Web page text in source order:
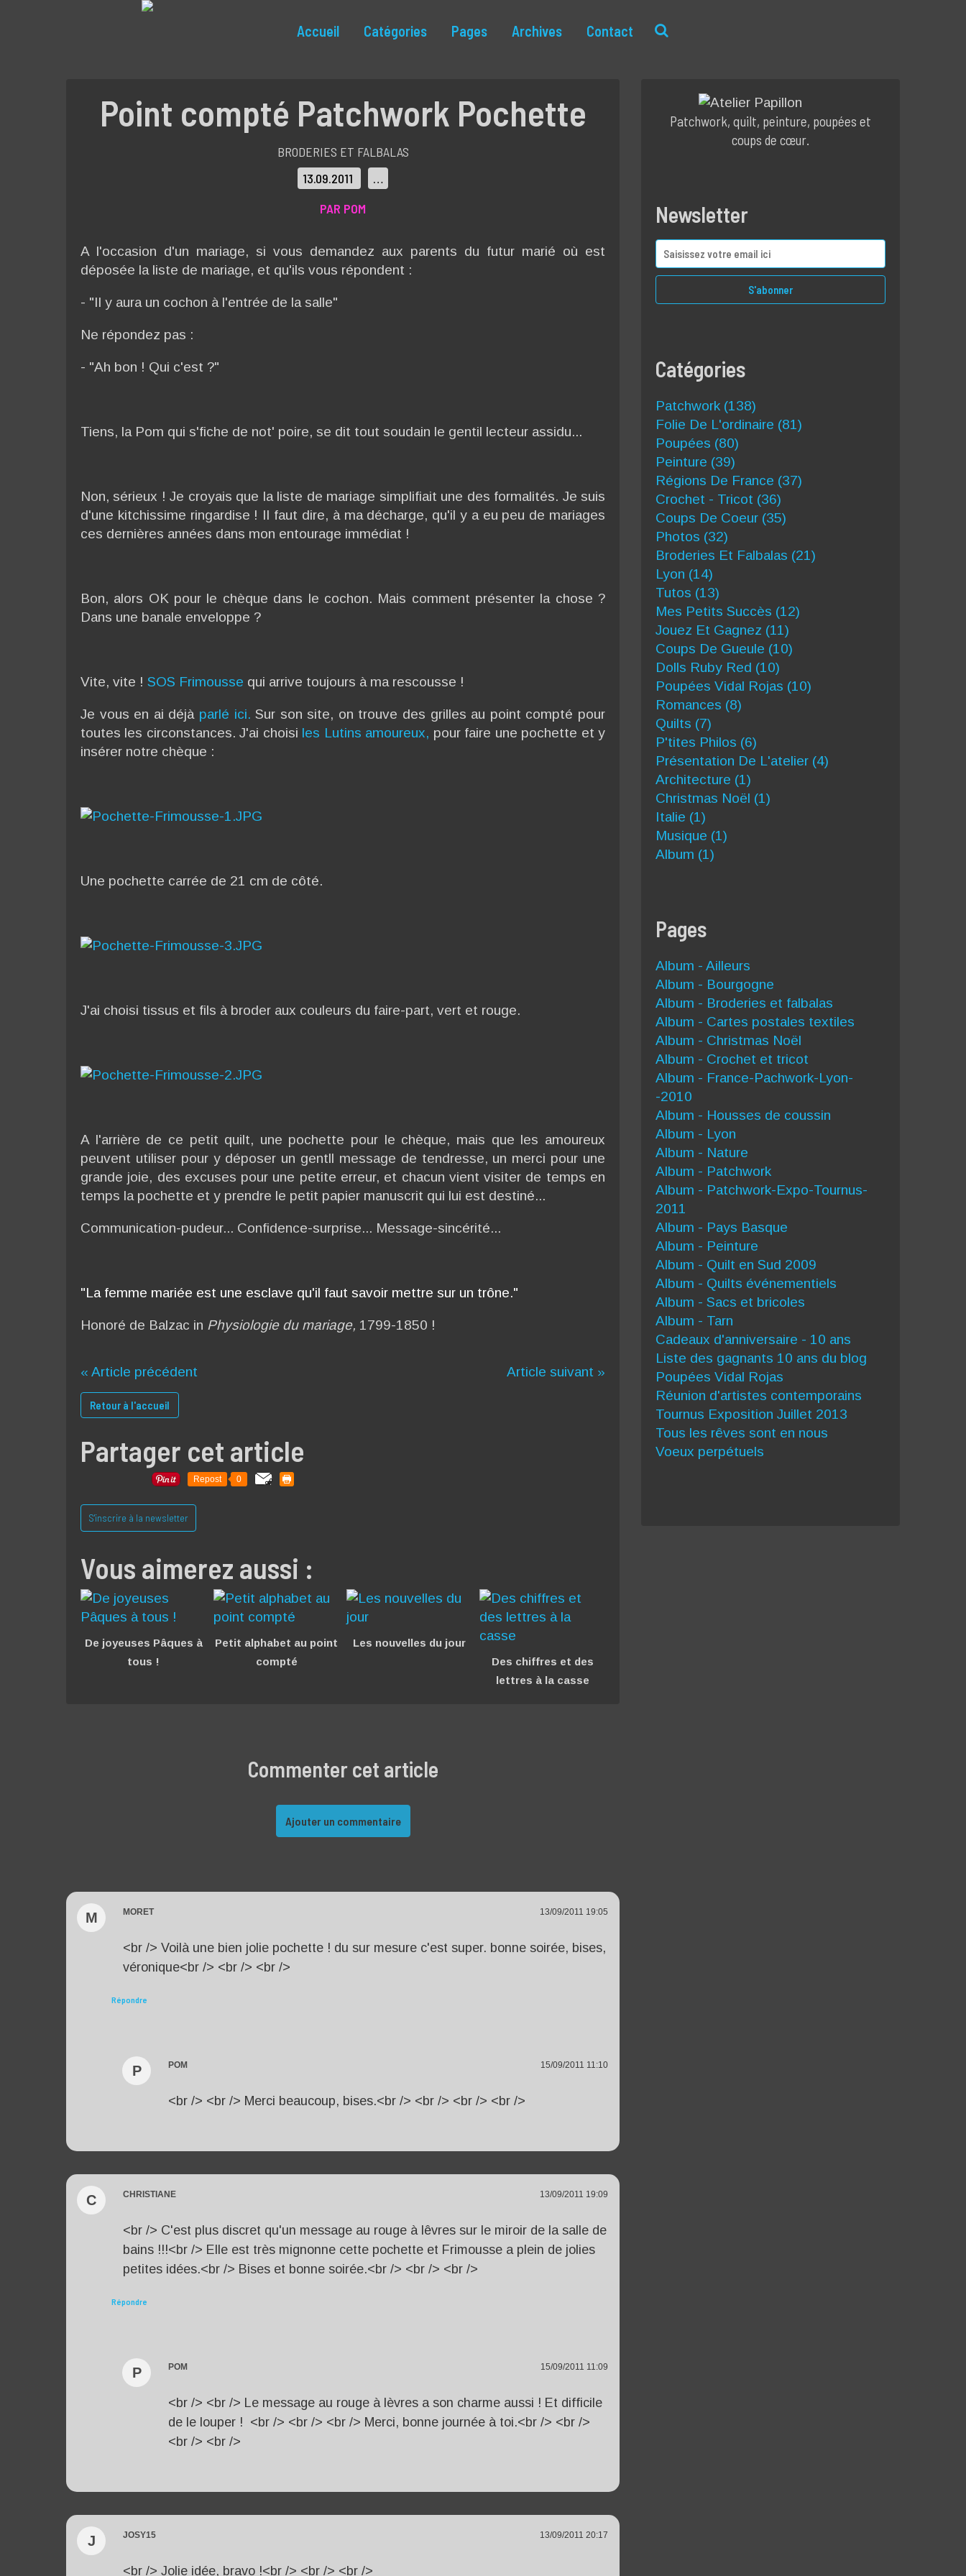
Accueil Catégories Pages Archives Contact
Point compté Patchwork Pochette
BRODERIES ET FALBALAS
13.09.2011
…
PAR POM
A l'occasion d'un mariage, si vous demandez aux parents du futur marié où est
déposée la liste de mariage, et qu'ils vous répondent :
- "Il y aura un cochon à l'entrée de la salle"
Ne répondez pas :
- "Ah bon ! Qui c'est ?"
Tiens, la Pom qui s'fiche de not' poire, se dit tout soudain le gentil lecteur assidu...
Non, sérieux ! Je croyais que la liste de mariage simplifiait une des formalités. Je suis
d'une kitchissime ringardise ! Il faut dire, à ma décharge, qu'il y a eu peu de mariages
ces dernières années dans mon entourage immédiat !
Bon, alors OK pour le chèque dans le cochon. Mais comment présenter la chose ?
Dans une banale enveloppe ?
Vite, vite ! SOS Frimousse qui arrive toujours à ma rescousse !
Je vous en ai déjà parlé ici. Sur son site, on trouve des grilles au point compté pour
toutes les circonstances. J'ai choisi les Lutins amoureux, pour faire une pochette et y
insérer notre chèque :
Une pochette carrée de 21 cm de côté.
J'ai choisi tissus et fils à broder aux couleurs du faire-part, vert et rouge.
A l'arrière de ce petit quilt, une pochette pour le chèque, mais que les amoureux
peuvent utiliser pour y déposer un gentll message de tendresse, un merci pour une
grande joie, des excuses pour une petite erreur, et chacun vient visiter de temps en
temps la pochette et y prendre le petit papier manuscrit qui lui est destiné...
Communication-pudeur... Confidence-surprise... Message-sincérité...
"La femme mariée est une esclave qu'il faut savoir mettre sur un trône."
Honoré de Balzac in Physiologie du mariage, 1799-1850 !
« Article précédent Article suivant »
Retour à l'accueil
Partager cet article
Repost 0
S'inscrire à la newsletter
Vous aimerez aussi :
De joyeuses Pâques à
tous !
Petit alphabet au point
compté
Les nouvelles du jour
Des chiffres et des
lettres à la casse
Commenter cet article
Ajouter un commentaire
J JOSY15 13/09/2011 20:17
<br /> Jolie idée, bravo !<br /> <br /> <br />
C CHRISTIANE 13/09/2011 19:09
<br /> C'est plus discret qu'un message au rouge à lêvres sur le miroir de la salle de
bains !!!<br /> Elle est très mignonne cette pochette et Frimousse a plein de jolies
petites idées.<br /> Bises et bonne soirée.<br /> <br /> <br />
Répondre
P POM 15/09/2011 11:09
<br /> <br /> Le message au rouge à lèvres a son charme aussi ! Et difficile
de le louper ! <br /> <br /> <br /> Merci, bonne journée à toi.<br /> <br />
<br /> <br />
M MORET 13/09/2011 19:05
<br /> Voilà une bien jolie pochette ! du sur mesure c'est super. bonne soirée, bises,
véronique<br /> <br /> <br />
Répondre
P POM 15/09/2011 11:10
<br /> <br /> Merci beaucoup, bises.<br /> <br /> <br /> <br />
Newsletter
Catégories
Patchwork (138)
Folie De L'ordinaire (81)
Poupées (80)
Peinture (39)
Régions De France (37)
Crochet - Tricot (36)
Coups De Coeur (35)
Photos (32)
Broderies Et Falbalas (21)
Lyon (14)
Tutos (13)
Mes Petits Succès (12)
Jouez Et Gagnez (11)
Coups De Gueule (10)
Dolls Ruby Red (10)
Poupées Vidal Rojas (10)
Romances (8)
Quilts (7)
P'tites Philos (6)
Présentation De L'atelier (4)
Architecture (1)
Christmas Noël (1)
Italie (1)
Musique (1)
Album (1)
Pages
Album - Ailleurs
Album - Bourgogne
Album - Broderies et falbalas
Album - Cartes postales textiles
Album - Christmas Noël
Album - Crochet et tricot
Album - France-Pachwork-Lyon-
-2010
Album - Housses de coussin
Album - Lyon
Album - Nature
Album - Patchwork
Album - Patchwork-Expo-Tournus-
2011
Album - Pays Basque
Album - Peinture
Album - Quilt en Sud 2009
Album - Quilts événementiels
Album - Sacs et bricoles
Album - Tarn
Cadeaux d'anniversaire - 10 ans
Liste des gagnants 10 ans du blog
Poupées Vidal Rojas
Réunion d'artistes contemporains
Tournus Exposition Juillet 2013
Tous les rêves sont en nous
Voeux perpétuels
Patchwork, quilt, peinture, poupées et
coups de cœur.